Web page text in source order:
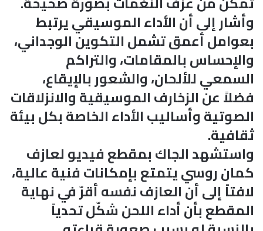
وأشار إلى أن الأداء الموسيقي يرتبط
بعوامل أعمق تشمل التكوين الوجداني،
والإحساس بالمقامات، والتراكم
السمعي للألحان، والشعور بالإيقاع،
فضلاً عن الزخارف الموسيقية والانزلاقات
الصوتية وأساليب الأداء الخاصة بكل بيئة
ثقافية.
واستشهد الجاك بمقطع فيديو لعازف
كمان روسي يتمتع بإمكانات فنية عالية،
لافتاً إلى أن العازف نفسه أقرّ في نهاية
المقطع بأن أداء اللحن شكّل تحدياً